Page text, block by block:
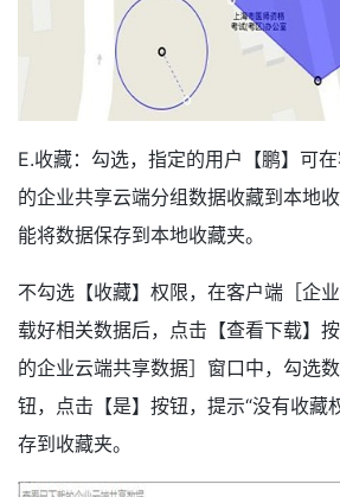
E.收藏：勾选，指定的用户【鹏】可
的企业共享云端分组数据收藏到本地
能将数据保存到本地收藏夹。
不勾选【收藏】权限，在客户端［企
载好相关数据后，点击【查看下载】
的企业云端共享数据］窗口中，勾选
钮，点击【是】按钮，提示“没有收藏
存到收藏夹。